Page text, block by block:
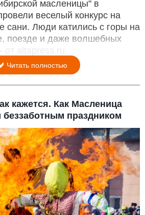
масленицы" в
веселый конкурс на
сани. Люди катились с горы на
поезде и даже волшебных
altapress.ru.
Читать полностью
кажется. Как Масленица
праздником